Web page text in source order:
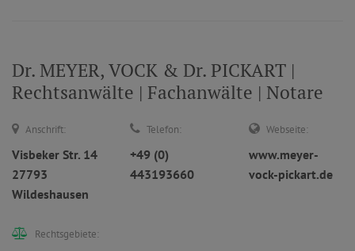
Dr. MEYER, VOCK & Dr. PICKART |
Rechtsanwälte | Fachanwälte | Notare
Anschrift:
Visbeker Str. 14
27793
Wildeshausen
Telefon:
+49 (0)
443193660
Webseite:
www.meyer-
vock-pickart.de
Rechtsgebiete: